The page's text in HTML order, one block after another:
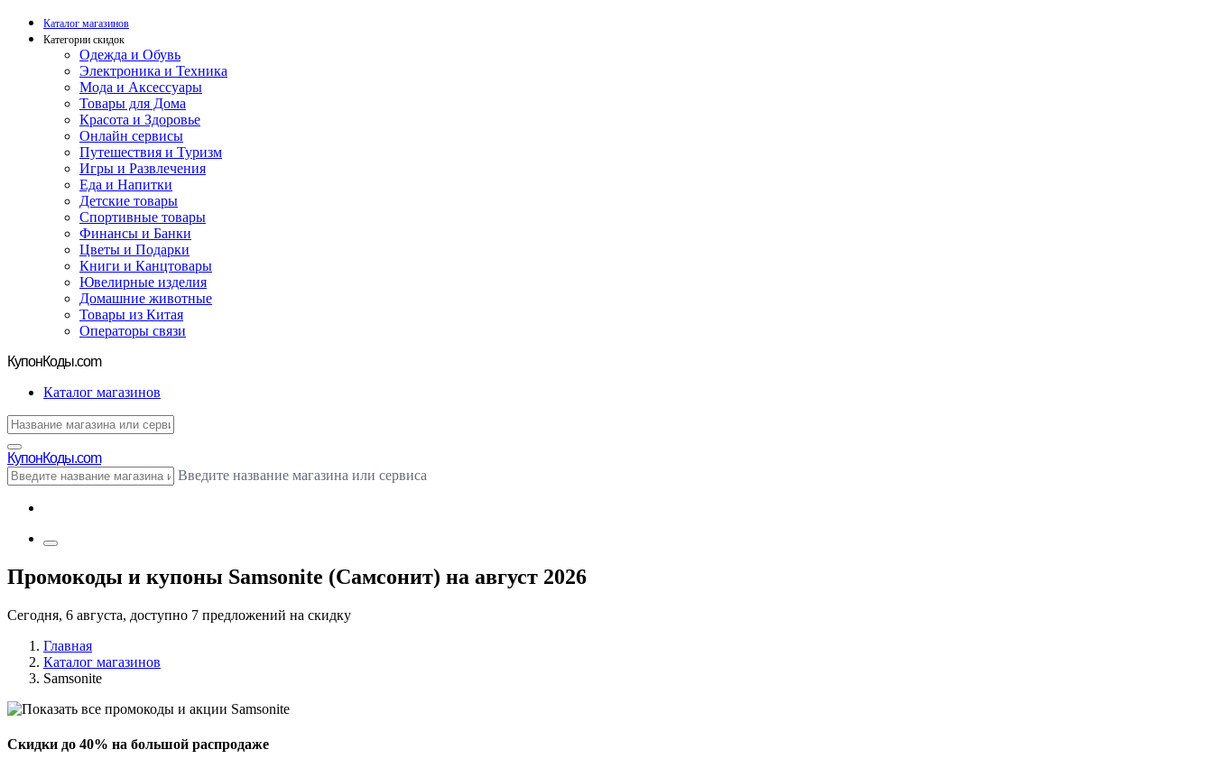
Каталог магазинов
Категории скидок
Одежда и Обувь
Электроника и Техника
Мода и Аксессуары
Товары для Дома
Красота и Здоровье
Онлайн сервисы
Путешествия и Туризм
Игры и Развлечения
Еда и Напитки
Детские товары
Спортивные товары
Финансы и Банки
Цветы и Подарки
Книги и Канцтовары
Ювелирные изделия
Домашние животные
Товары из Китая
Операторы связи
КупонКоды.com
Каталог магазинов
КупонКоды.com
Введите название магазина или сервиса
Промокоды и купоны Samsonite (Самсонит) на август 2026
Сегодня, 6 августа, доступно 7 предложений на скидку
Главная
Каталог магазинов
Samsonite
Скидки до 40% на большой распродаже